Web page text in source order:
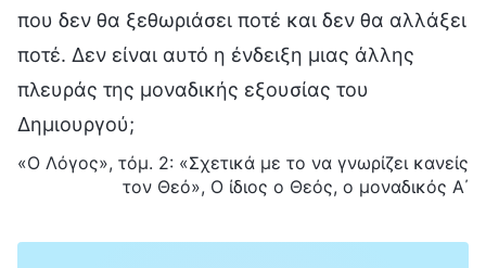
που δεν θα ξεθωριάσει ποτέ και δεν θα αλλάξει
ποτέ. Δεν είναι αυτό η ένδειξη μιας άλλης
πλευράς της μοναδικής εξουσίας του
Δημιουργού;
«Ο Λόγος», τόμ. 2: «Σχετικά με το να γνωρίζει κανείς
τον Θεό», Ο ίδιος ο Θεός, ο μοναδικός Α΄